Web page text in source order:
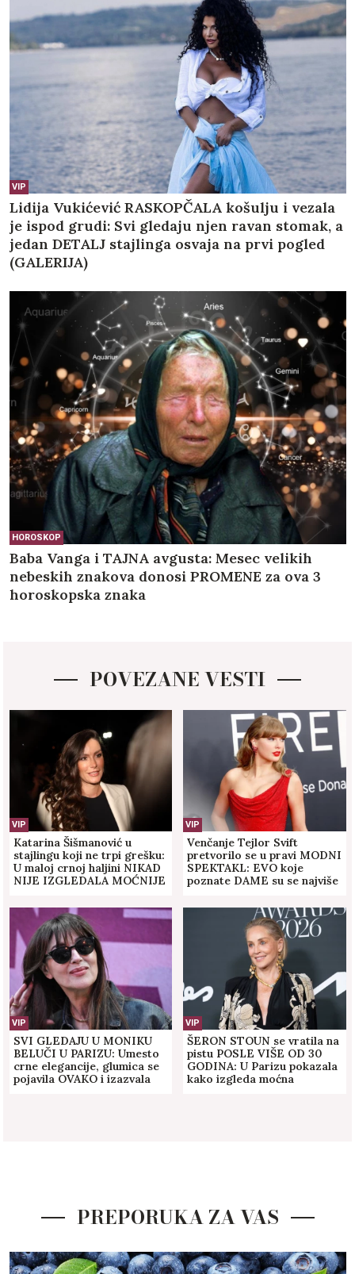
VIP
Lidija Vukićević RASKOPČALA košulju i vezala
je ispod grudi: Svi gledaju njen ravan stomak, a
jedan DETALJ stajlinga osvaja na prvi pogled
(GALERIJA)
HOROSKOP
Baba Vanga i TAJNA avgusta: Mesec velikih
nebeskih znakova donosi PROMENE za ova 3
horoskopska znaka
POVEZANE VESTI
VIP
Katarina Šišmanović u
stajlingu koji ne trpi grešku:
U maloj crnoj haljini NIKAD
NIJE IZGLEDALA MOĆNIJE
VIP
Venčanje Tejlor Svift
pretvorilo se u pravi MODNI
SPEKTAKL: EVO koje
poznate DAME su se najviše
(FOTO)
VIP
SVI GLEDAJU U MONIKU
BELUČI U PARIZU: Umesto
crne elegancije, glumica se
pojavila OVAKO i izazvala
VIP
ŠERON STOUN se vratila na
pistu POSLE VIŠE OD 30
GODINA: U Parizu pokazala
kako izgleda moćna
PREPORUKA ZA VAS